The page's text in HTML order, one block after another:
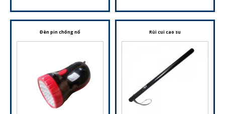
Đèn pin chống nổ Rùi cui cao su